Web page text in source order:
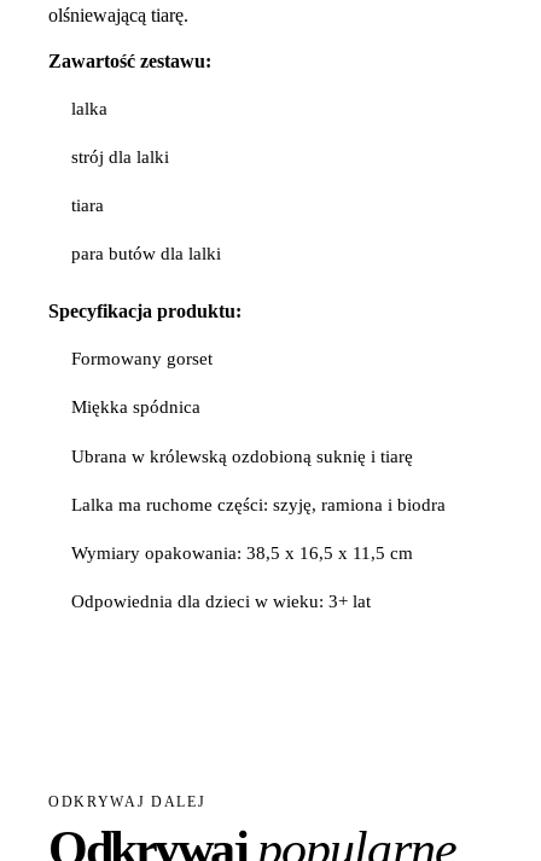
olśniewającą tiarę.
Zawartość zestawu:
lalka
strój dla lalki
tiara
para butów dla lalki
Specyfikacja produktu:
Formowany gorset
Miękka spódnica
Ubrana w królewską ozdobioną suknię i tiarę
Lalka ma ruchome części: szyję, ramiona i biodra
Wymiary opakowania: 38,5 x 16,5 x 11,5 cm
Odpowiednia dla dzieci w wieku: 3+ lat
ODKRYWAJ DALEJ
Odkrywaj popularne